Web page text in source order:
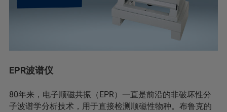
EPR波谱仪
80年来，电子顺磁共振（EPR）一直是前沿的非破坏性分
子波谱学分析技术，用于直接检测顺磁性物种。布鲁克的